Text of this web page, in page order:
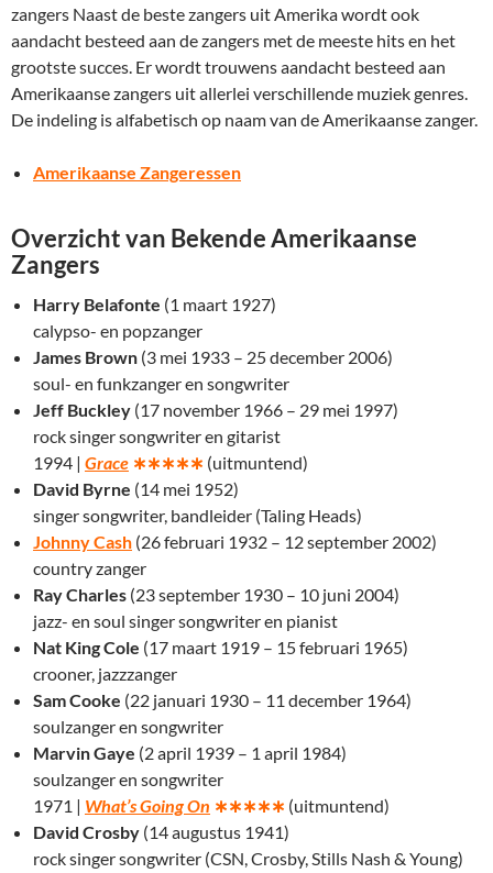
zangers Naast de beste zangers uit Amerika wordt ook
aandacht besteed aan de zangers met de meeste hits en het
grootste succes. Er wordt trouwens aandacht besteed aan
Amerikaanse zangers uit allerlei verschillende muziek genres.
De indeling is alfabetisch op naam van de Amerikaanse zanger.
Amerikaanse Zangeressen
Overzicht van Bekende Amerikaanse
Zangers
Harry Belafonte (1 maart 1927)
calypso- en popzanger
James Brown (3 mei 1933 – 25 december 2006)
soul- en funkzanger en songwriter
Jeff Buckley (17 november 1966 – 29 mei 1997)
rock singer songwriter en gitarist
1994 | Grace ∗∗∗∗∗ (uitmuntend)
David Byrne (14 mei 1952)
singer songwriter, bandleider (Taling Heads)
Johnny Cash (26 februari 1932 – 12 september 2002)
country zanger
Ray Charles (23 september 1930 – 10 juni 2004)
jazz- en soul singer songwriter en pianist
Nat King Cole (17 maart 1919 – 15 februari 1965)
crooner, jazzzanger
Sam Cooke (22 januari 1930 – 11 december 1964)
soulzanger en songwriter
Marvin Gaye (2 april 1939 – 1 april 1984)
soulzanger en songwriter
1971 | What’s Going On ∗∗∗∗∗ (uitmuntend)
David Crosby (14 augustus 1941)
rock singer songwriter (CSN, Crosby, Stills Nash & Young)